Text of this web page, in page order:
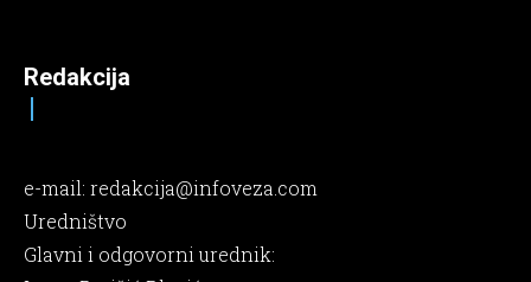
Redakcija
e-mail: redakcija@infoveza.com
Uredništvo
Glavni i odgovorni urednik: